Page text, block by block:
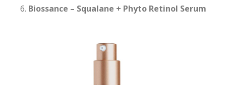
6. Biossance – Squalane + Phyto Retinol Serum